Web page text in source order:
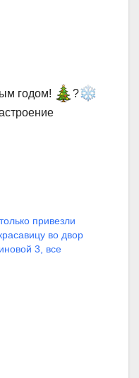
годом!
?
привезли
во двор
3, все